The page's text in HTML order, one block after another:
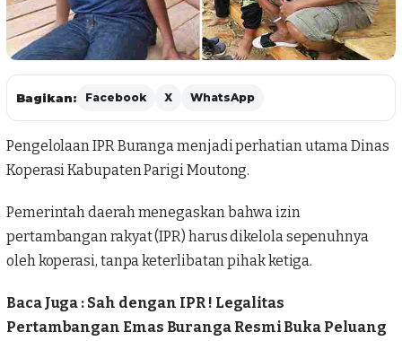
Bagikan: Facebook X WhatsApp
Pengelolaan IPR Buranga menjadi perhatian utama Dinas
KoperasiKabupaten Parigi Moutong.
Pemerintah daerah menegaskan bahwa izin
pertambangan rakyat (IPR) harus dikelola sepenuhnya
oleh koperasi, tanpa keterlibatan pihak ketiga.
Baca Juga : Sah dengan IPR ! Legalitas
Pertambangan Emas Buranga Resmi Buka Peluang